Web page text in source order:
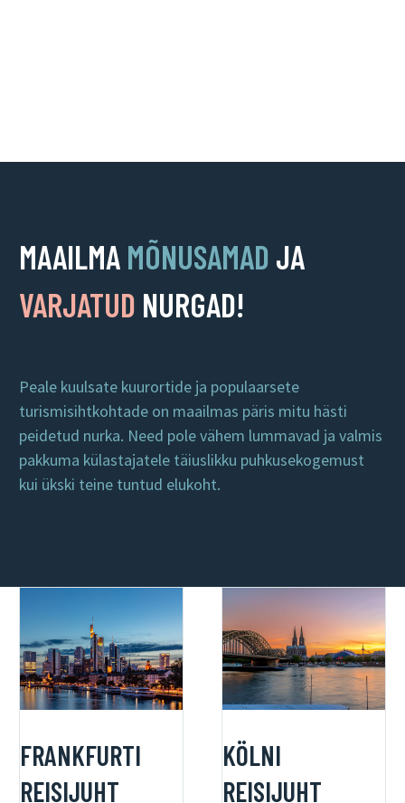
MAAILMA MÕNUSAMAD JA
VARJATUD NURGAD!
Peale kuulsate kuurortide ja populaarsete
turismisihtkohtade on maailmas päris mitu hästi
peidetud nurka. Need pole vähem lummavad ja valmis
pakkuma külastajatele täiuslikku puhkusekogemust
kui ükski teine ​​tuntud elukoht.
FRANKFURTI
REISIJUHT
KÖLNI
REISIJUHT